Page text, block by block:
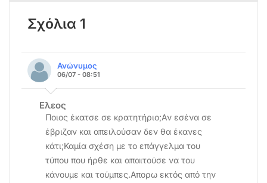
Σχόλια 1
Ανώνυμος
06/07 - 08:51
Ελεος
Ποιος έκατσε σε κρατητήριο;Αν εσένα σε
έβριζαν και απειλούσαν δεν θα έκανες
κάτι;Καμία σχέση με το επάγγελμα του
τύπου που ήρθε και απαιτούσε να του
κάνουμε και τούμπες.Απορω εκτός από την